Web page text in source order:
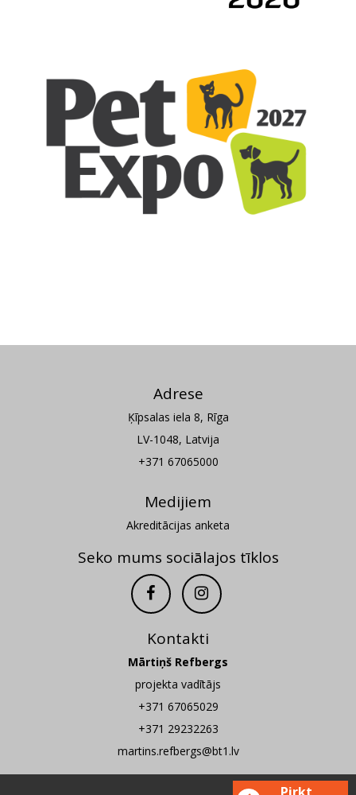
Adrese
Ķīpsalas iela 8, Rīga
LV-1048, Latvija
+371 67065000
Medijiem
Akreditācijas anketa
Seko mums sociālajos tīklos
Kontakti
Mārtiņš Refbergs
projekta vadītājs
+371 67065029
+371 29232263
martins.refbergs@bt1.lv